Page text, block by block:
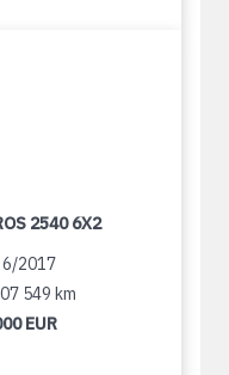
2540 6X2
2017
549 km
EUR